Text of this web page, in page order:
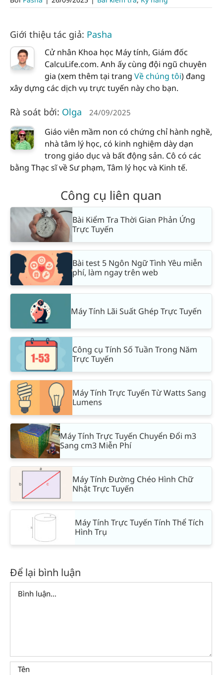
Giới thiệu tác giả: Pasha
Cử nhân Khoa học Máy tính, Giám đốc
CalcuLife.com. Anh ấy cùng đội ngũ chuyên
gia (xem thêm tại trang Về chúng tôi) đang
xây dựng các dịch vụ trực tuyến này cho bạn.
Rà soát bởi: Olga 24/09/2025
Giáo viên mầm non có chứng chỉ hành nghề,
nhà tâm lý học, có kinh nghiệm dày dạn
trong giáo dục và bất động sản. Cô có các
bằng Thạc sĩ về Sư phạm, Tâm lý học và Kinh tế.
Công cụ liên quan
Bài Kiểm Tra Thời Gian Phản Ứng
Trực Tuyến
Bài test 5 Ngôn Ngữ Tình Yêu miễn
phí, làm ngay trên web
Máy Tính Lãi Suất Ghép Trực Tuyến
Công cụ Tính Số Tuần Trong Năm
Trực Tuyến
Máy Tính Trực Tuyến Từ Watts Sang
Lumens
Máy Tính Trực Tuyến Chuyển Đổi m3
Sang cm3 Miễn Phí
Máy Tính Đường Chéo Hình Chữ
Nhật Trực Tuyến
Máy Tính Trực Tuyến Tính Thể Tích
Hình Trụ
Để lại bình luận